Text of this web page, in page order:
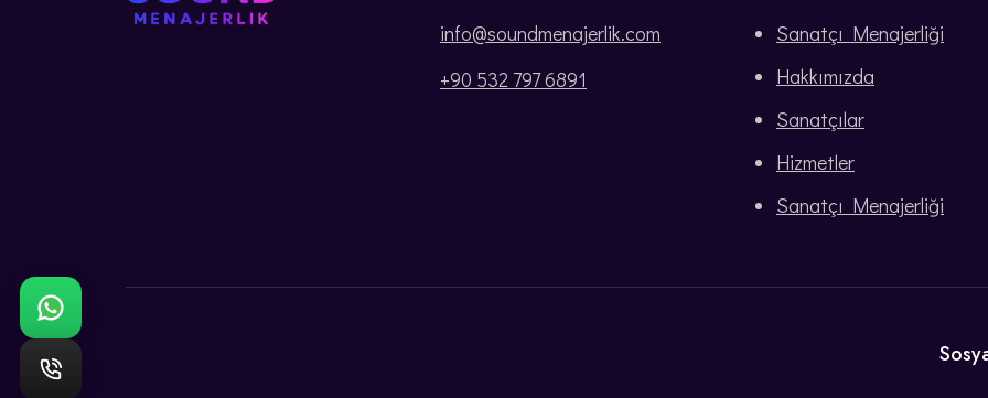
WhatsApp: Bize ulaşın
Telefon: Hemen ara
info@soundmenajerlik.com
+90 532 797 6891
Sanatçı Menajerliği
Hakkımızda
Sanatçılar
Hizmetler
Sanatçı Menajerliği